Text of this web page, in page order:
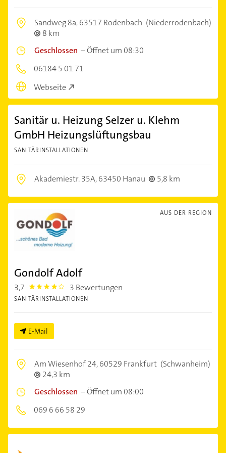
Sandweg 8a,63517 Rodenbach (Niederrodenbach)
8 km
Geschlossen –Öffnet um 08:30
06184 5 01 71
Webseite
Sanitär u. Heizung Selzer u. Klehm
GmbH Heizungslüftungsbau
SANITÄRINSTALLATIONEN
Akademiestr. 35A,63450 Hanau 5,8 km
AUS DER REGION
Gondolf Adolf
3,7 3.7 3 Bewertungen
SANITÄRINSTALLATIONEN
E-Mail
Am Wiesenhof 24,60529 Frankfurt (Schwanheim)
24,3 km
Geschlossen –Öffnet um 08:00
069 6 66 58 29